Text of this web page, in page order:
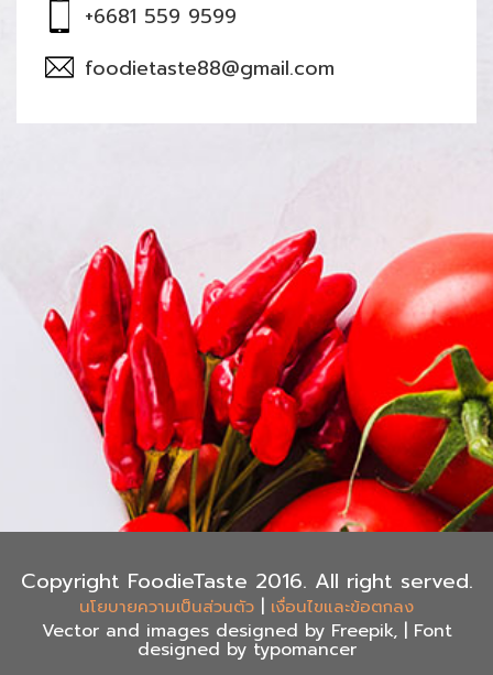
+6681 559 9599
foodietaste88@gmail.com
Copyright FoodieTaste 2016. All right served.
นโยบายความเป็นส่วนตัว | เงื่อนไขและข้อตกลง
Vector and images designed by Freepik, | Font
designed by typomancer